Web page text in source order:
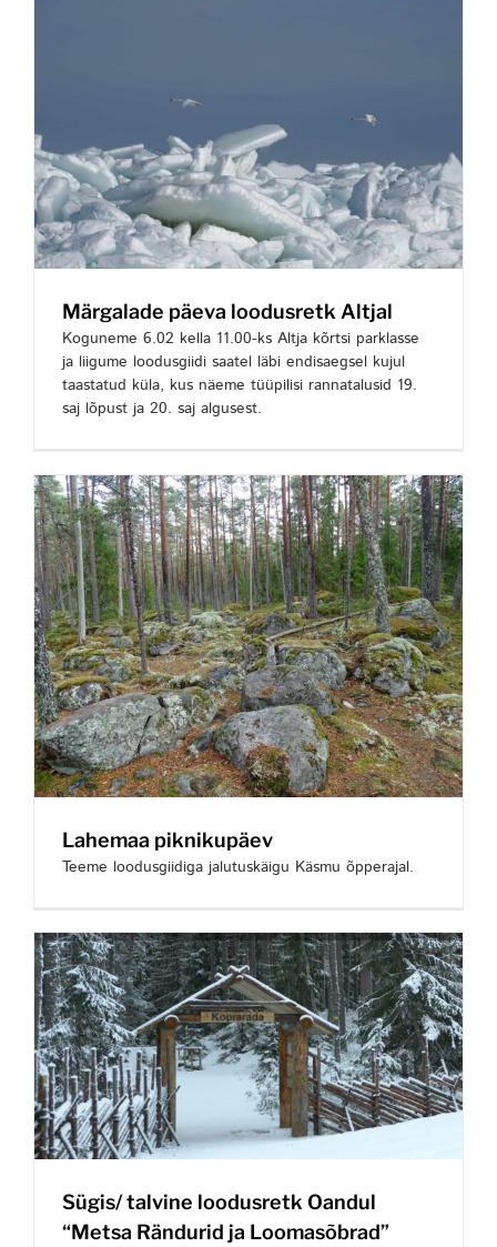
Märgalade päeva loodusretk Altjal
Koguneme 6.02 kella 11.00-ks Altja kõrtsi parklasse
ja liigume loodusgiidi saatel läbi endisaegsel kujul
taastatud küla, kus näeme tüüpilisi rannatalusid 19.
saj lõpust ja 20. saj algusest.
Lahemaa piknikupäev
Teeme loodusgiidiga jalutuskäigu Käsmu õpperajal.
Sügis/ talvine loodusretk Oandul
“Metsa Rändurid ja Loomasõbrad”